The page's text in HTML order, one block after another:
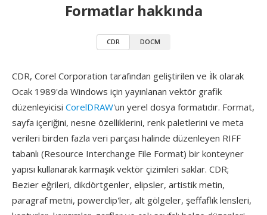
Formatlar hakkında
CDR DOCM
CDR, Corel Corporation tarafından geliştirilen ve i̇lk olarak
Ocak 1989'da Windows için yayınlanan vektör grafik
düzenleyicisi CorelDRAW'un yerel dosya formatıdır. Format,
sayfa içeriğini, nesne özelliklerini, renk paletlerini ve meta
verileri birden fazla veri parçası halinde düzenleyen RIFF
tabanlı (Resource Interchange File Format) bir konteyner
yapısı kullanarak karmaşık vektör çizimleri saklar. CDR;
Bezier eğrileri, dikdörtgenler, elipsler, artistik metin,
paragraf metni, powerclip'ler, alt gölgeler, şeffaflık lensleri,